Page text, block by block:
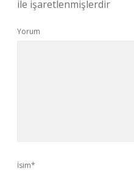
ile işaretlenmişlerdir
Yorum
İsim*